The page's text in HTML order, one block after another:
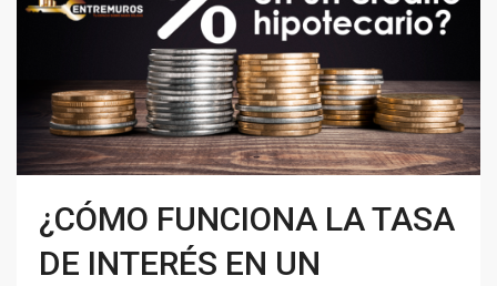
¿CÓMO FUNCIONA LA TASA
DE INTERÉS EN UN